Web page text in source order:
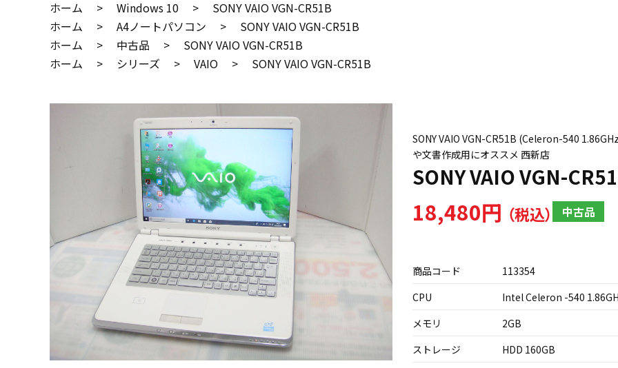
ホーム
> Windows 10 >
SONY VAIO VGN-CR51B
ホーム
> A4ノートパソコン >
SONY VAIO VGN-CR51B
ホーム
> 中古品 >
SONY VAIO VGN-CR51B
ホーム
> シリーズ > VAIO > SONY VAIO VGN-CR51B
SONY VAIO VGN-CR51B (Celeron-540
や文書作成用にオススメ 西新店
SONY VAIO VGN-
18,480円 中古品
商品コード
113354
CPU
Intel Celeron -540
メモリ
2GB
ストレージ
HDD 160GB